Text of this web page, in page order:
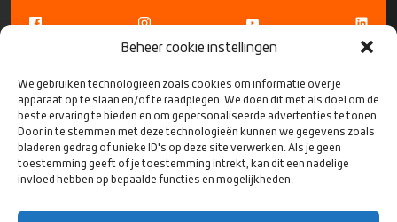
Beheer cookie instellingen
We gebruiken technologieën zoals cookies om informatie over je
apparaat op te slaan en/of te raadplegen. We doen dit met als doel om de
beste ervaring te bieden en om gepersonaliseerde advertenties te tonen.
Door in te stemmen met deze technologieën kunnen we gegevens zoals
bladeren gedrag of unieke ID's op deze site verwerken. Als je geen
toestemming geeft of je toestemming intrekt, kan dit een nadelige
invloed hebben op bepaalde functies en mogelijkheden.
CONTACT